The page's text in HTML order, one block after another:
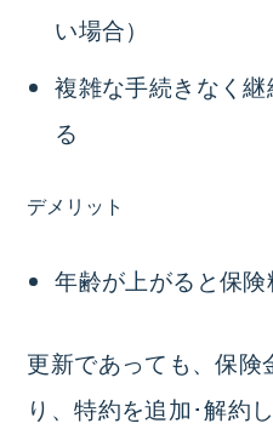
い場合）
複雑な手続きなく
る
デメリット
年齢が上がると保険
更新であっても、保険
り、特約を追加･解約